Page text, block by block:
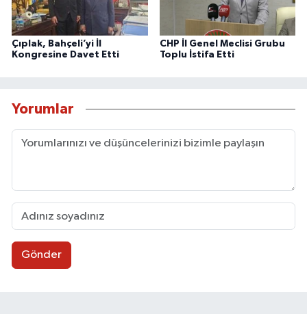
Çıplak, Bahçeli’yi İl
Kongresine Davet Etti
CHP İl Genel Meclisi Grubu
Toplu İstifa Etti
Yorumlar
Gönder